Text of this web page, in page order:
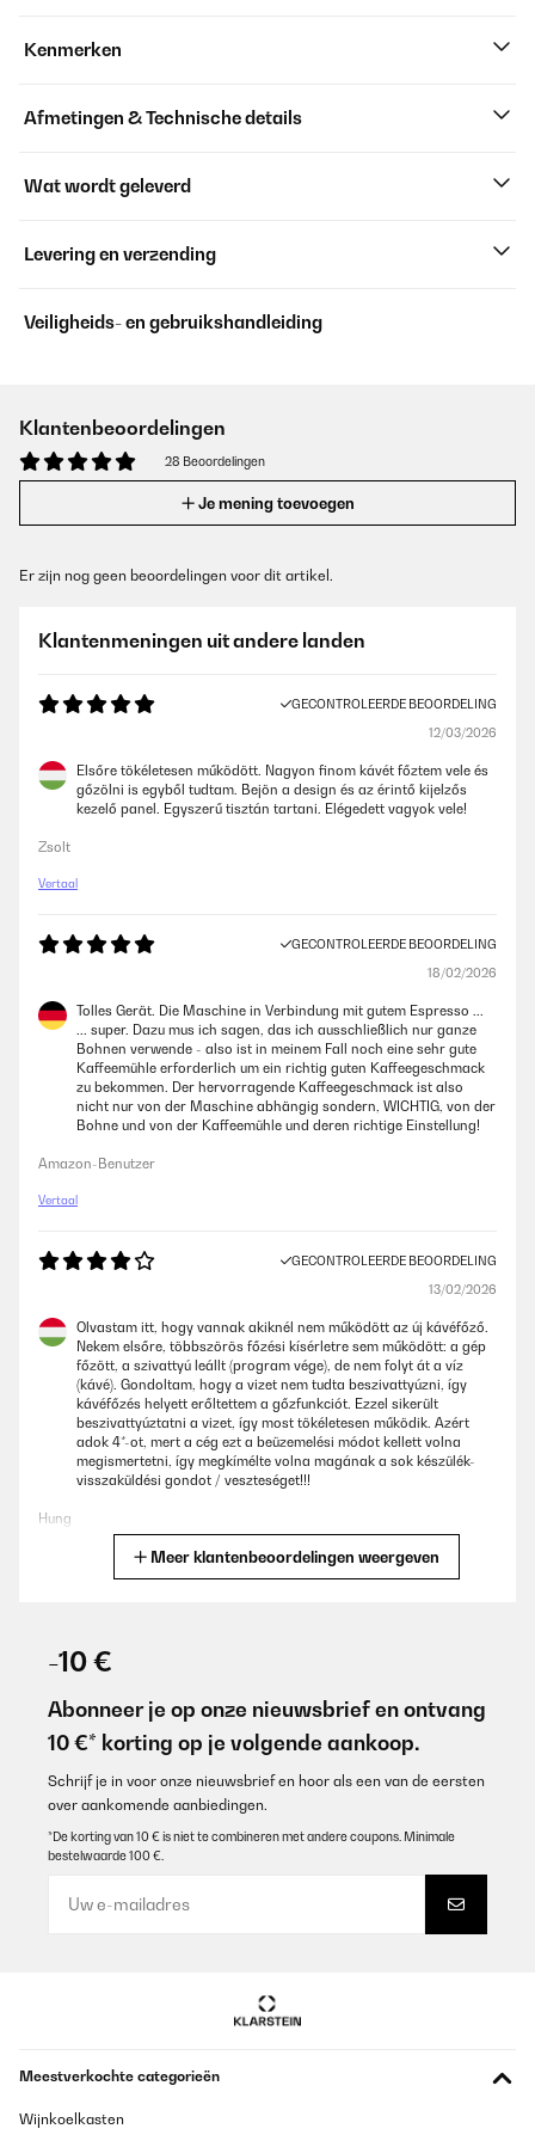
Kenmerken
Afmetingen & Technische details
Wat wordt geleverd
Levering en verzending
Veiligheids- en gebruikshandleiding
Klantenbeoordelingen
28 Beoordelingen
Je mening toevoegen
Er zijn nog geen beoordelingen voor dit artikel.
Klantenmeningen uit andere landen
GECONTROLEERDE BEOORDELING
12/03/2026
Elsőre tökéletesen működött. Nagyon finom kávét főztem vele és
gőzölni is egyből tudtam. Bejön a design és az érintő kijelzős
kezelő panel. Egyszerű tisztán tartani. Elégedett vagyok vele!
Zsolt
Vertaal
GECONTROLEERDE BEOORDELING
18/02/2026
Tolles Gerät. Die Maschine in Verbindung mit gutem Espresso ...
... super. Dazu mus ich sagen, das ich ausschließlich nur ganze
Bohnen verwende - also ist in meinem Fall noch eine sehr gute
Kaffeemühle erforderlich um ein richtig guten Kaffeegeschmack
zu bekommen. Der hervorragende Kaffeegeschmack ist also
nicht nur von der Maschine abhängig sondern, WICHTIG, von der
Bohne und von der Kaffeemühle und deren richtige Einstellung!
Amazon-Benutzer
Vertaal
GECONTROLEERDE BEOORDELING
13/02/2026
Olvastam itt, hogy vannak akiknél nem működött az új kávéfőző.
Nekem elsőre, többszörös főzési kísérletre sem működött: a gép
főzött, a szivattyú leállt (program vége), de nem folyt át a víz
(kávé). Gondoltam, hogy a vizet nem tudta beszivattyúzni, így
kávéfőzés helyett erőltettem a gőzfunkciót. Ezzel sikerült
beszivattyúztatni a vizet, így most tökéletesen működik. Azért
adok 4*-ot, mert a cég ezt a beüzemelési módot kellett volna
megismertetni, így megkímélte volna magának a sok készülék-
visszaküldési gondot / veszteséget!!!
Hung
kezelőfelülete, hogy érintő kijelzős. Az árához képest 10/1000
Bodor
Vertaal
GECONTROLEERDE BEOORDELING
La he probado poco aún pero saca unos cafés muy cremosos. Se
GECONTROLEERDE BEOORDELING
Meer klantenbeoordelingen weergeven
-10 €
Abonneer je op onze nieuwsbrief en ontvang
10 €* korting op je volgende aankoop.
Schrijf je in voor onze nieuwsbrief en hoor als een van de eersten
over aankomende aanbiedingen.
*De korting van 10 € is niet te combineren met andere coupons. Minimale
bestelwaarde 100 €.
Meestverkochte categorieën
Wijnkoelkasten